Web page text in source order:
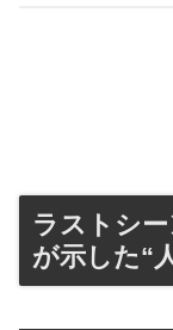
ラストシー
が示した“